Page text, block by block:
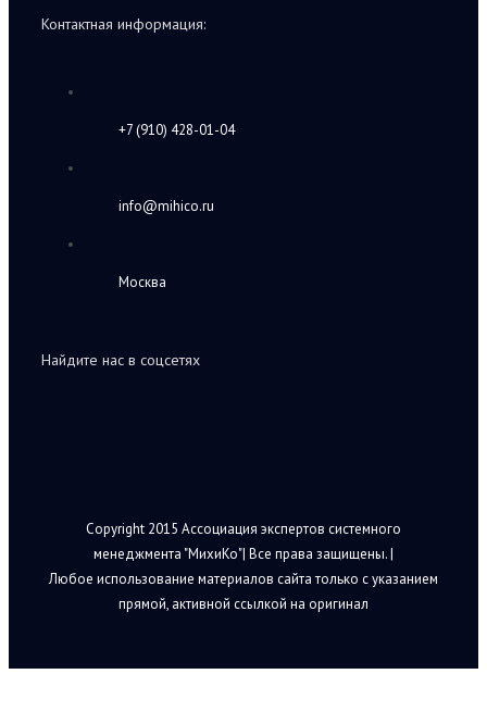
Контактная информация:
+7 (910) 428-01-04
info@mihico.ru
Москва
Найдите нас в соцсетях
Copyright 2015 Ассоциация экспертов системного
менеджмента "МихиКо"| Все права защищены. |
Любое использование материалов сайта только с указанием
прямой, активной ссылкой на оригинал